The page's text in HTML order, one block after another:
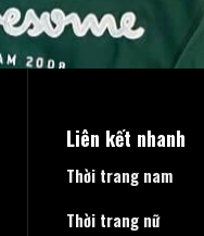
Liên kết nhanh
Thời trang nam
Thời trang nữ